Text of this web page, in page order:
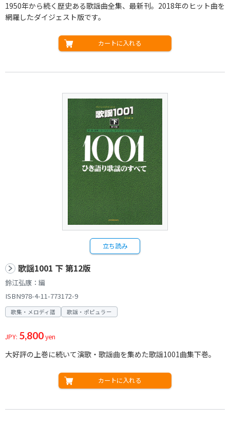
1950年から続く歴史ある歌謡曲全集、最新刊。2018年のヒット曲を
網羅したダイジェスト版です。
カートに入れる
立ち読み
歌謡1001 下 第12版
鈴江弘康：編
ISBN978-4-11-773172-9
歌集・メロディ譜 歌謡・ポピュラー
JPY: 5,800yen
大好評の上巻に続いて演歌・歌謡曲を集めた歌謡1001曲集下巻。
カートに入れる